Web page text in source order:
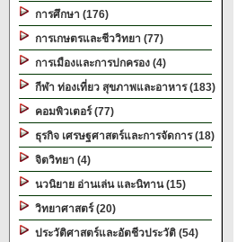
การศึกษา (176)
การเกษตรและชีววิทยา (77)
การเมืองและการปกครอง (4)
กีฬา ท่องเที่ยว สุขภาพและอาหาร (183)
คอมพิวเตอร์ (77)
ธุรกิจ เศรษฐศาสตร์และการจัดการ (18)
จิตวิทยา (4)
นวนิยาย อ่านเล่น และนิทาน (15)
วิทยาศาสตร์ (20)
ประวัติศาสตร์และอัตชีวประวัติ (54)